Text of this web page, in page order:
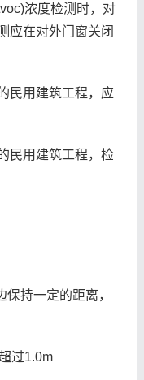
浓度检测时，对
应在对外门窗关闭
民用建筑工程，应
民用建筑工程，检
持一定的距离，
过1.0m